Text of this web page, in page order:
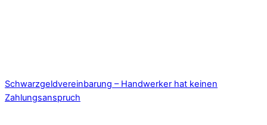
Schwarzgeldvereinbarung – Handwerker hat keinen
Zahlungsanspruch